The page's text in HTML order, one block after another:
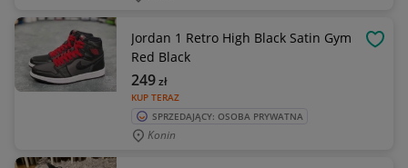
Jordan 1 Retro High Black Satin Gym
Red Black
KUP TERAZ
249zł
SPRZEDAJĄCY: OSOBA PRYWATNA
Konin